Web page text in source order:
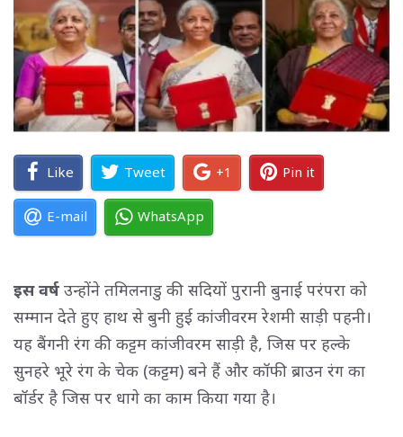
Like Tweet +1 Pin it
E-mail WhatsApp
इस वर्ष उन्होंने तमिलनाडु की सदियों पुरानी बुनाई परंपरा को
सम्मान देते हुए हाथ से बुनी हुई कांजीवरम रेशमी साड़ी पहनी।
यह बैंगनी रंग की कट्टम कांजीवरम साड़ी है, जिस पर हल्के
सुनहरे भूरे रंग के चेक (कट्टम) बने हैं और कॉफी ब्राउन रंग का
बॉर्डर है जिस पर धागे का काम किया गया है।